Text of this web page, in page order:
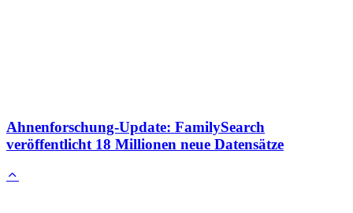
Ahnenforschung-Update: FamilySearch
veröffentlicht 18 Millionen neue Datensätze